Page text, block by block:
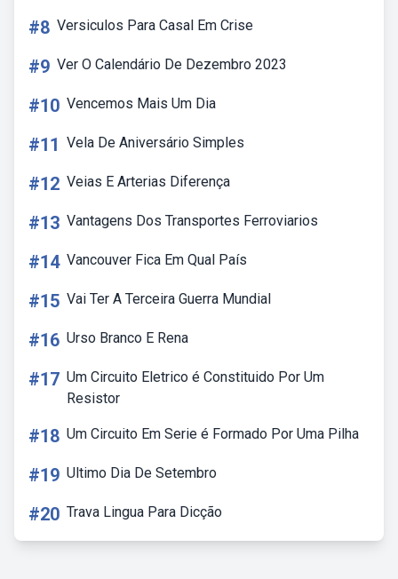
#8 Versiculos Para Casal Em Crise
#9 Ver O Calendário De Dezembro 2023
#10 Vencemos Mais Um Dia
#11 Vela De Aniversário Simples
#12 Veias E Arterias Diferença
#13 Vantagens Dos Transportes Ferroviarios
#14 Vancouver Fica Em Qual País
#15 Vai Ter A Terceira Guerra Mundial
#16 Urso Branco E Rena
#17 Um Circuito Eletrico é Constituido Por Um
Resistor
#18 Um Circuito Em Serie é Formado Por Uma Pilha
#19 Ultimo Dia De Setembro
#20 Trava Lingua Para Dicção